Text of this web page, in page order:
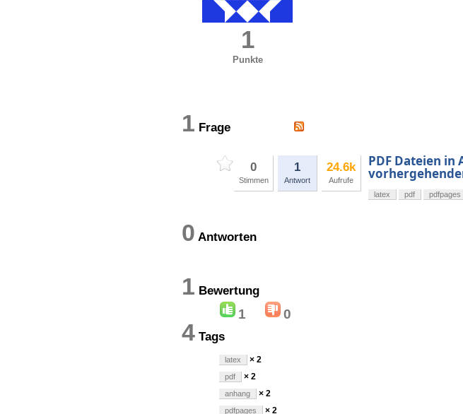
1
Punkte
1 Frage
0
Stimmen
1
Antwort
24.6k
Aufrufe
PDF Dateien
latex pdf pdfpages
0 Antworten
1 Bewertung
1 0
4 Tags
latex × 2
pdf × 2
anhang × 2
pdfpages × 2